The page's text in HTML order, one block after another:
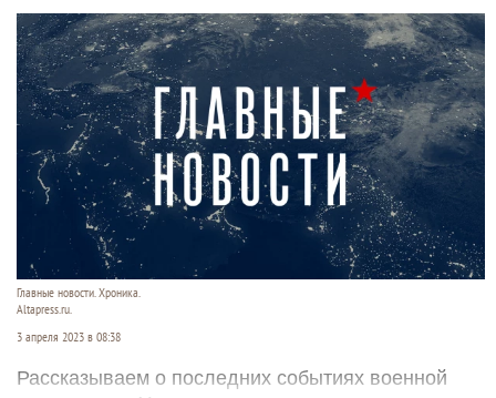
Главные новости. Хроника.
Altapress.ru.
3 апреля 2023 в 08:38
Рассказываем о последних событиях военной